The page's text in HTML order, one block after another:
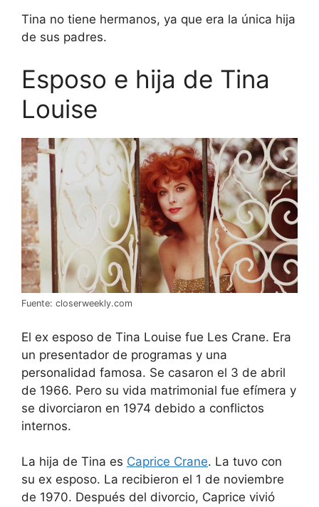
Tina no tiene hermanos, ya que era la única hija
de sus padres.
Esposo e hija de Tina
Louise
Fuente: closerweekly.com
El ex esposo de Tina Louise fue Les Crane. Era
un presentador de programas y una
personalidad famosa. Se casaron el 3 de abril
de 1966. Pero su vida matrimonial fue efímera y
se divorciaron en 1974 debido a conflictos
internos.
La hija de Tina es Caprice Crane. La tuvo con
su ex esposo. La recibieron el 1 de noviembre
de 1970. Después del divorcio, Caprice vivió